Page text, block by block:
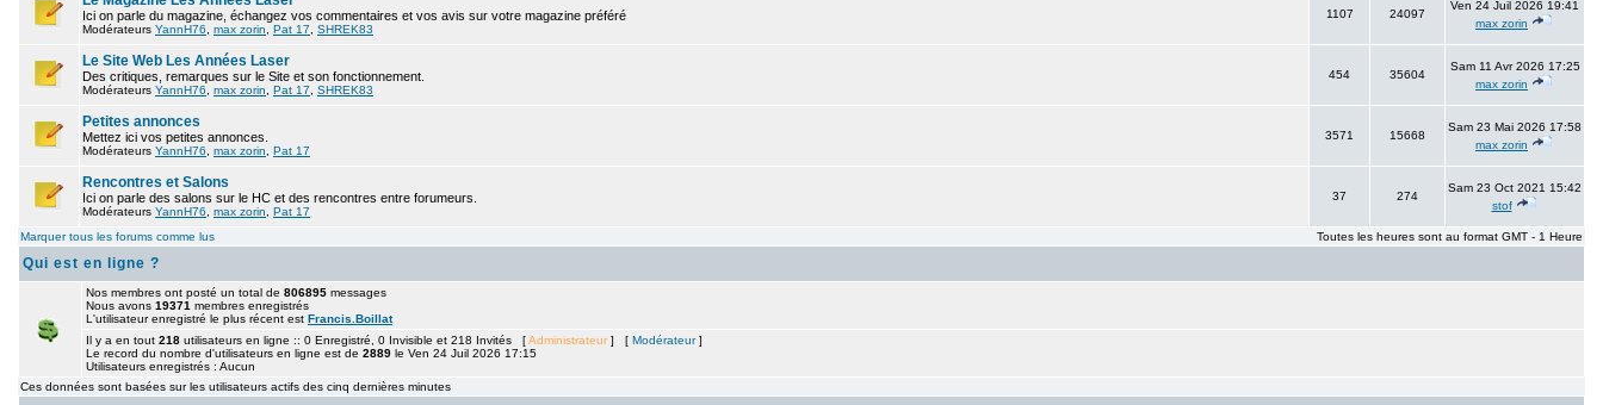
Ici on parle du magazine, échangez vos commentaires et vos avis sur votre magazine préféré
Modérateurs YannH76 max zorin Pat 17 SHREK83
1107 24097
Ven 24 Juil 2026 19:41
max zorin
Le Site Web Les Années Laser
Des critiques, remarques sur le Site et son fonctionnement.
Modérateurs YannH76 max zorin Pat 17 SHREK83
454 35604
Sam 11 Avr 2026 17:25
max zorin
Petites annonces
Mettez ici vos petites annonces.
Modérateurs YannH76 max zorin Pat 17
3571 15668
Sam 23 Mai 2026 17:58
max zorin
Rencontres et Salons
Ici on parle des salons sur le HC et des rencontres entre forumeurs.
Modérateurs YannH76 max zorin Pat 17
37 274
Sam 23 Oct 2021 15:42
stof
Marquer tous les forums comme lus Toutes les heures sont au format GMT - 1 Heure
Qui est en ligne ?
Nos membres ont posté un total de 806895 messages
Nous avons 19371 membres enregistrés
L'utilisateur enregistré le plus récent est Francis.Boillat
Il y a en tout 218 utilisateurs en ligne :: 0 Enregistré, 0 Invisible et 218 Invités [Administrateur ] [ Modérateur]
Le record du nombre d'utilisateurs en ligne est de 2889 le Ven 24 Juil 2026 17:15
Utilisateurs enregistrés : Aucun
Ces données sont basées sur les utilisateurs actifs des cinq dernières minutes